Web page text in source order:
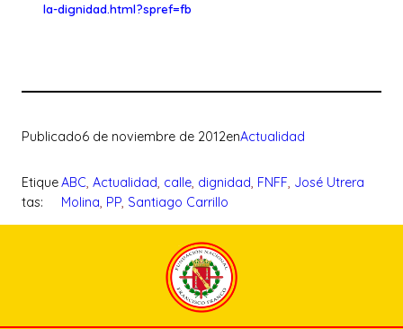
la-dignidad.html?spref=fb
Publicado6 de noviembre de 2012enActualidad
Etique
tas:
ABC, Actualidad, calle, dignidad, FNFF, José Utrera
Molina, PP, Santiago Carrillo